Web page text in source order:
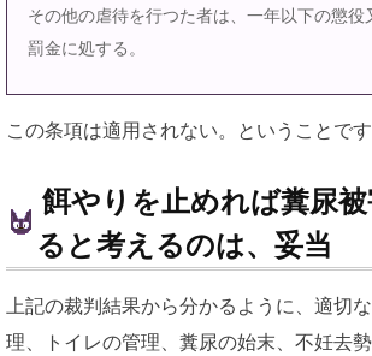
その他の虐待を行つた者は、一年以下の懲役
罰金に処する。
この条項は適用されない。ということです
餌やりを止めれば糞尿
ると考えるのは、妥当
上記の裁判結果から分かるように、適切
理、トイレの管理、糞尿の始末、不妊去